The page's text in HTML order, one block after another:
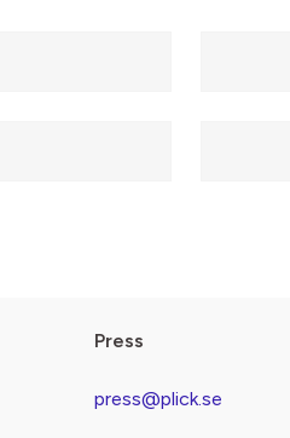
Press
press@plick.se